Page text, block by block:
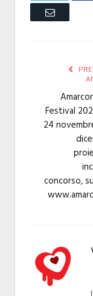
Email
Festival
24
concorso,